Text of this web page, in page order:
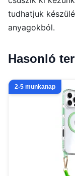
tudhatjuk
anyagokból.
Hasonló
2-5 munkanap